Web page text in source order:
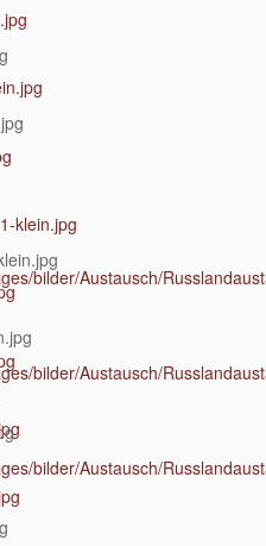
bilder/Austausch/
bilder/Austausch/
bilder/Austausch/